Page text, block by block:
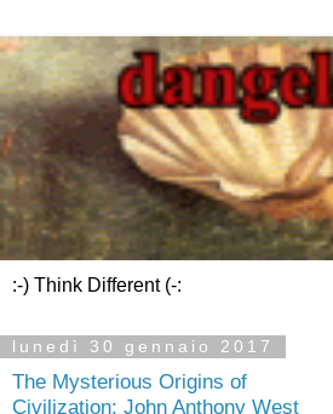
:-) Think Different (-:
lunedì 30 gennaio 2017
The Mysterious Origins of
Civilization: John Anthony West